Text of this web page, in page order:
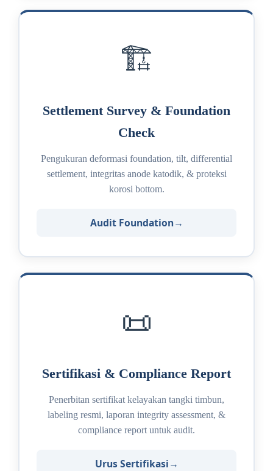
🏗️
Settlement Survey & Foundation
Check
Pengukuran deformasi foundation, tilt, differential
settlement, integritas anode katodik, & proteksi
korosi bottom.
Audit Foundation
📜
Sertifikasi & Compliance Report
Penerbitan sertifikat kelayakan tangki timbun,
labeling resmi, laporan integrity assessment, &
compliance report untuk audit.
Urus Sertifikasi